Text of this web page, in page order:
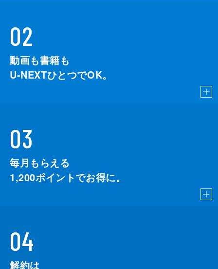
02
動画も書籍も
U-NEXTひとつでOK。
03
毎月もらえる
1,200ポイントでお得に。
04
解約は